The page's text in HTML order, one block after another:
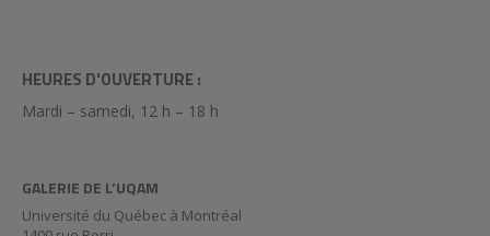
HEURES D'OUVERTURE :
Mardi – samedi, 12 h – 18 h
GALERIE DE L’UQAM
Université du Québec à Montréal